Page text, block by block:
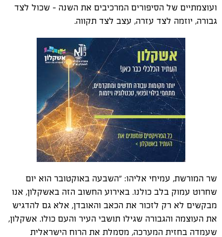
ועוצמתיים של הסיפורים המרכיבים את השנה – שכול לצד
גבורה, יוזמה לצד עזרה, עצב לצד תקווה.
שר המורשת, עמיחי אליהו: "השבעה באוקטובר הוא יום
שחרוט עמוק בלב כולנו. באירוע החשוב הזה באשקלון, אנו
מבקשים לא רק לזכור את הכאב והאובדן, אלא גם להדגיש
את העוצמה והגבורה שגילו תושבי העיר והעם כולו. אשקלון,
שעמדה בחזית המערכה, מסמלת את הרוח הישראלית